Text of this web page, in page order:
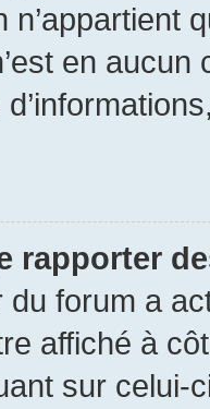
en
rapporter
du forum a
affiché à
sur